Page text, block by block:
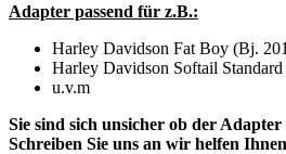
Adapter passend für z.B.:
Harley Davidson Fat Boy (Bj.
Harley Davidson Softail
u.v.m
Sie sind sich unsicher ob der
Schreiben Sie uns an wir helfen